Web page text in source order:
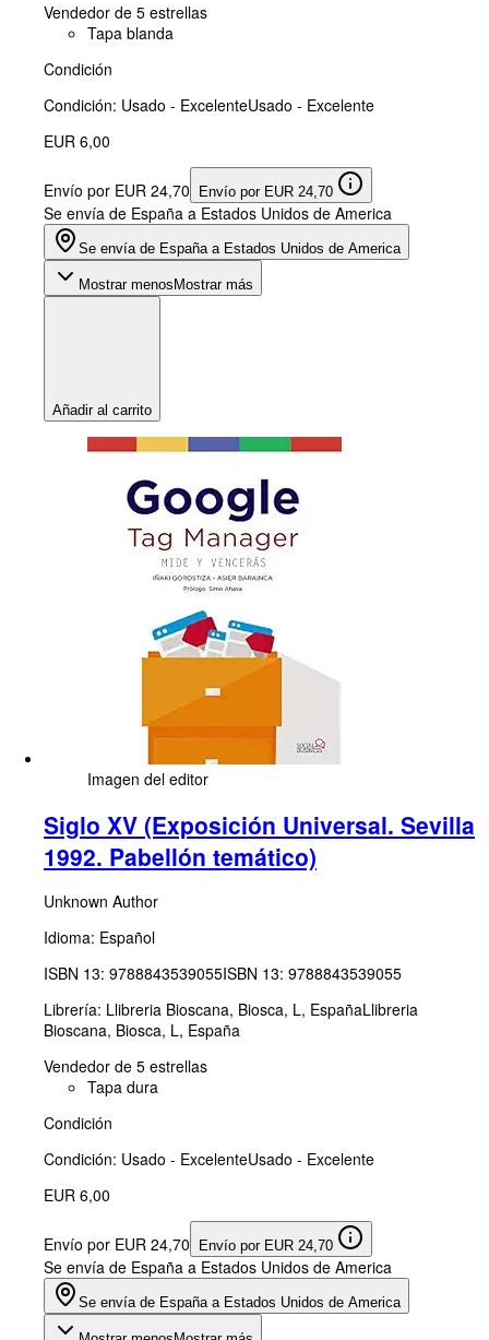
Vendedor de 5 estrellas
Tapa blanda
Condición
Condición: Usado - ExcelenteUsado - Excelente
EUR 6,00
Envío por EUR 24,70 Envío por EUR 24,70
Se envía de España a Estados Unidos de America
Se envía de España a Estados Unidos de America
Mostrar menos Mostrar más
Añadir al carrito
Imagen del editor
Siglo XV (Exposición Universal. Sevilla
1992. Pabellón temático)
Unknown Author
Idioma: Español
ISBN 13: 9788843539055ISBN 13: 9788843539055
Librería: Llibreria Bioscana, Biosca, L, EspañaLlibreria
Bioscana, Biosca, L, España
Vendedor de 5 estrellas
Tapa dura
Condición
Condición: Usado - ExcelenteUsado - Excelente
EUR 6,00
Envío por EUR 24,70 Envío por EUR 24,70
Se envía de España a Estados Unidos de America
Se envía de España a Estados Unidos de America